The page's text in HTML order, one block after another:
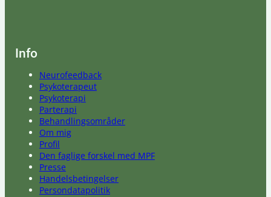
Info
Neurofeedback
Psykoterapeut
Psykoterapi
Parterapi
Behandlingsområder
Om mig
Profil
Den faglige forskel med MPF
Presse
Handelsbetingelser
Persondatapolitik